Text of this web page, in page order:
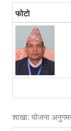
फोटो
शाखा: योजना